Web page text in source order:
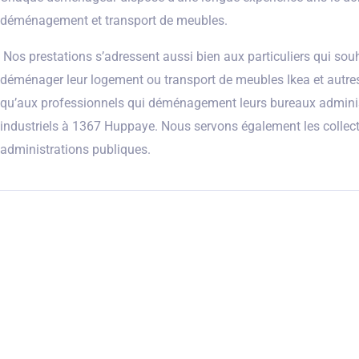
déménagement et transport de meubles.
Nos prestations s’adressent aussi bien aux particuliers qui
déménager leur logement ou transport de meubles Ikea et
qu’aux professionnels qui déménagement leurs bureaux
industriels à 1367 Huppaye. Nous servons également les
administrations publiques.